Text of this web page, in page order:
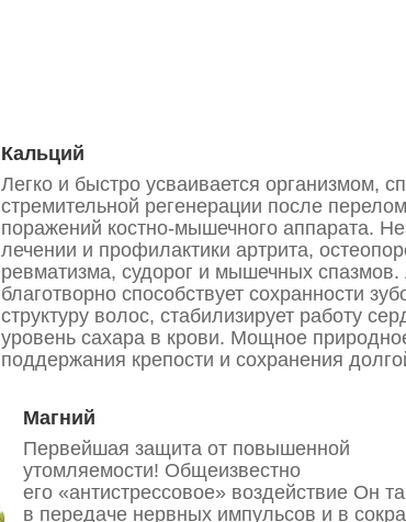
Кальций
Легко и быстро усваивается организмом,
стремительной регенерации после
поражений костно-мышечного аппарата.
лечении и профилактики артрита,
ревматизма, судорог и мышечных спазмов.
благотворно способствует сохранности
структуру волос, стабилизирует работу
уровень сахара в крови. Мощное
поддержания крепости и сохранения
Магний
Первейшая защита от повышенной
утомляемости! Общеизвестно
его «антистрессовое» воздействие Он
в передаче нервных импульсов и в